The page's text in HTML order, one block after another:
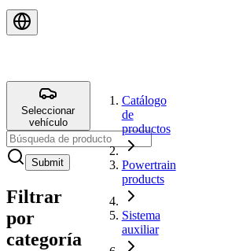
Seleccionar
vehículo
Submit
Filtrar
por
categoría
Catálogo
de
productos
Powertrain
products
Sistema
auxiliar